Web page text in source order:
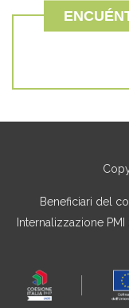
Beneficiari del
Internalizzazione